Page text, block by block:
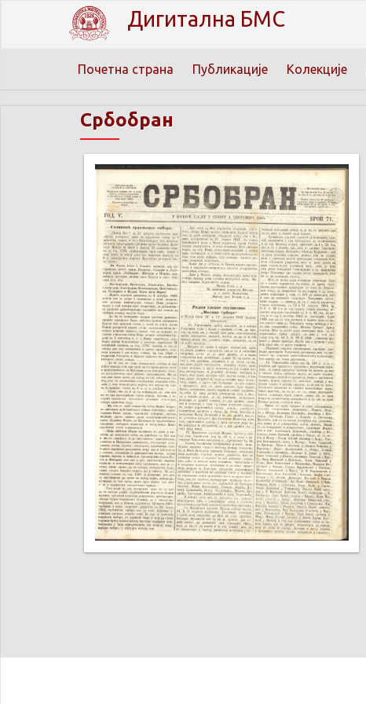
Дигитална БМС
Почетна страна Публикације Колекције
Србобран